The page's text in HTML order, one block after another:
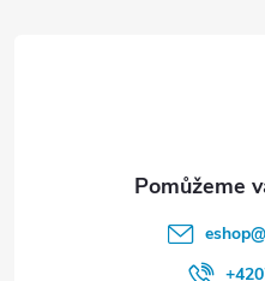
eshop@